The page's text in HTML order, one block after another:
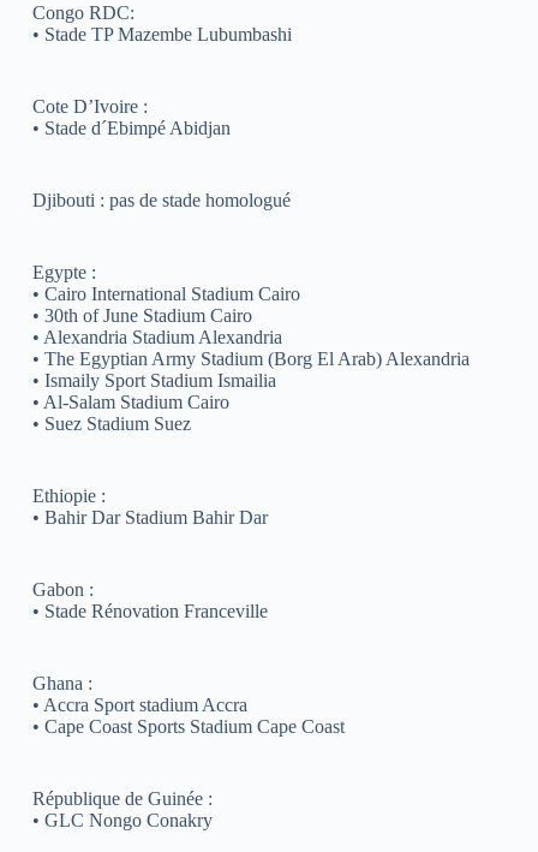
Congo RDC:
• Stade TP Mazembe Lubumbashi
Cote D’Ivoire :
• Stade d´Ebimpé Abidjan
Djibouti : pas de stade homologué
Egypte :
• Cairo International Stadium Cairo
• 30th of June Stadium Cairo
• Alexandria Stadium Alexandria
• The Egyptian Army Stadium (Borg El Arab) Alexandria
• Ismaily Sport Stadium Ismailia
• Al-Salam Stadium Cairo
• Suez Stadium Suez
Ethiopie :
• Bahir Dar Stadium Bahir Dar
Gabon :
• Stade Rénovation Franceville
Ghana :
• Accra Sport stadium Accra
• Cape Coast Sports Stadium Cape Coast
République de Guinée :
• GLC Nongo Conakry